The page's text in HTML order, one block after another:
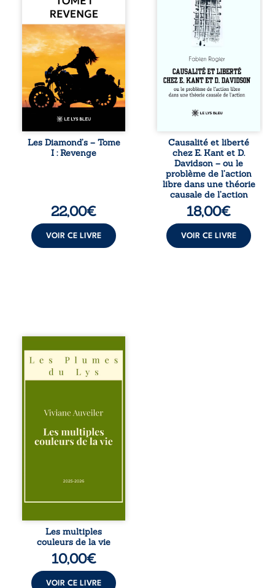
que redouté dans
tout le pays. Rien
ne la prédestinait
à cette vie, mais
les épreuves ont
forgé une femme
dure, inaccessible
et résolue à ne
jamais dévoiler
ses faiblesses,
jusqu’à ce que le
croise sa route.
Chef d’une famille
de Nomads, Juan
Les Diamond’s – Tome
I : Revenge
22,00€
VOIR CE LIVRE
de causes ? À
travers une
confrontation
entre les pensées
d’Emmanuel Kant
et de Donald
Davidson, cet
essai explore les
liens entre libre
déterminisme
responsabilité. De
la volonté
kantienne au
monisme anomal
de Davidson, il
interroge la
manière dont les
intentions et les
croyances
peuvent ...
Causalité et liberté
chez E. Kant et D.
Davidson – ou le
problème de l’action
libre dans une théorie
causale de l’action
18,00€
VOIR CE LIVRE
Trois récits, trois
existences saisies
à l’instant où tout
bascule. Une
l’apaisement, un
recouvre
l’espérance, tandis
pour en retrouver
Entre souvenirs,
désillusions, Les
multiples couleurs
de la vie explore la
force des liens, le
poids des non-dits
et la ...
Les multiples
couleurs de la vie
10,00€
VOIR CE LIVRE